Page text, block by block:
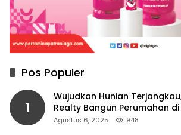
Pos Populer
1
Wujudkan Hunian
Realty Bangun Perumahan
Agustus 6, 2025 948